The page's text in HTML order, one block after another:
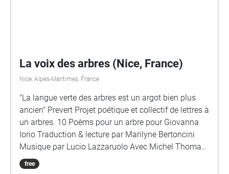
La voix des arbres (Nice, France)
Nice, Alpes-Maritimes, France
"La langue verte des arbres est un argot bien plus
ancien" Prevert Projet poétique et collectif de lettres à
un arbres. 10 Poèms pour un arbre pour Giovanna
Iorio Traduction & lecture par Marilyne Bertoncini
Musique par Lucio Lazzaruolo Avec Michel Thomas
Vieulle (Place du Pin) Ile Eniger (La Place Garibaldi)
Colette Daviles Estinés (Place Pellegrini) Ho Da Hili
free